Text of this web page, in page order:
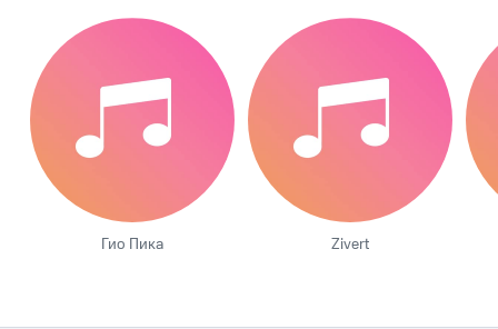
Гио Пика Zivert